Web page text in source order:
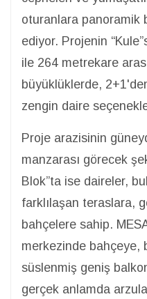
oturanlara panoramik
ediyor. Projenin
ile 264 metrekare
büyüklüklerde,
zengin daire
Proje arazisinin
manzarası görecek
Blok”ta ise daireler,
farklılaşan teraslara,
bahçelere sahip.
merkezinde bahçeye,
süslenmiş geniş
gerçek anlamda